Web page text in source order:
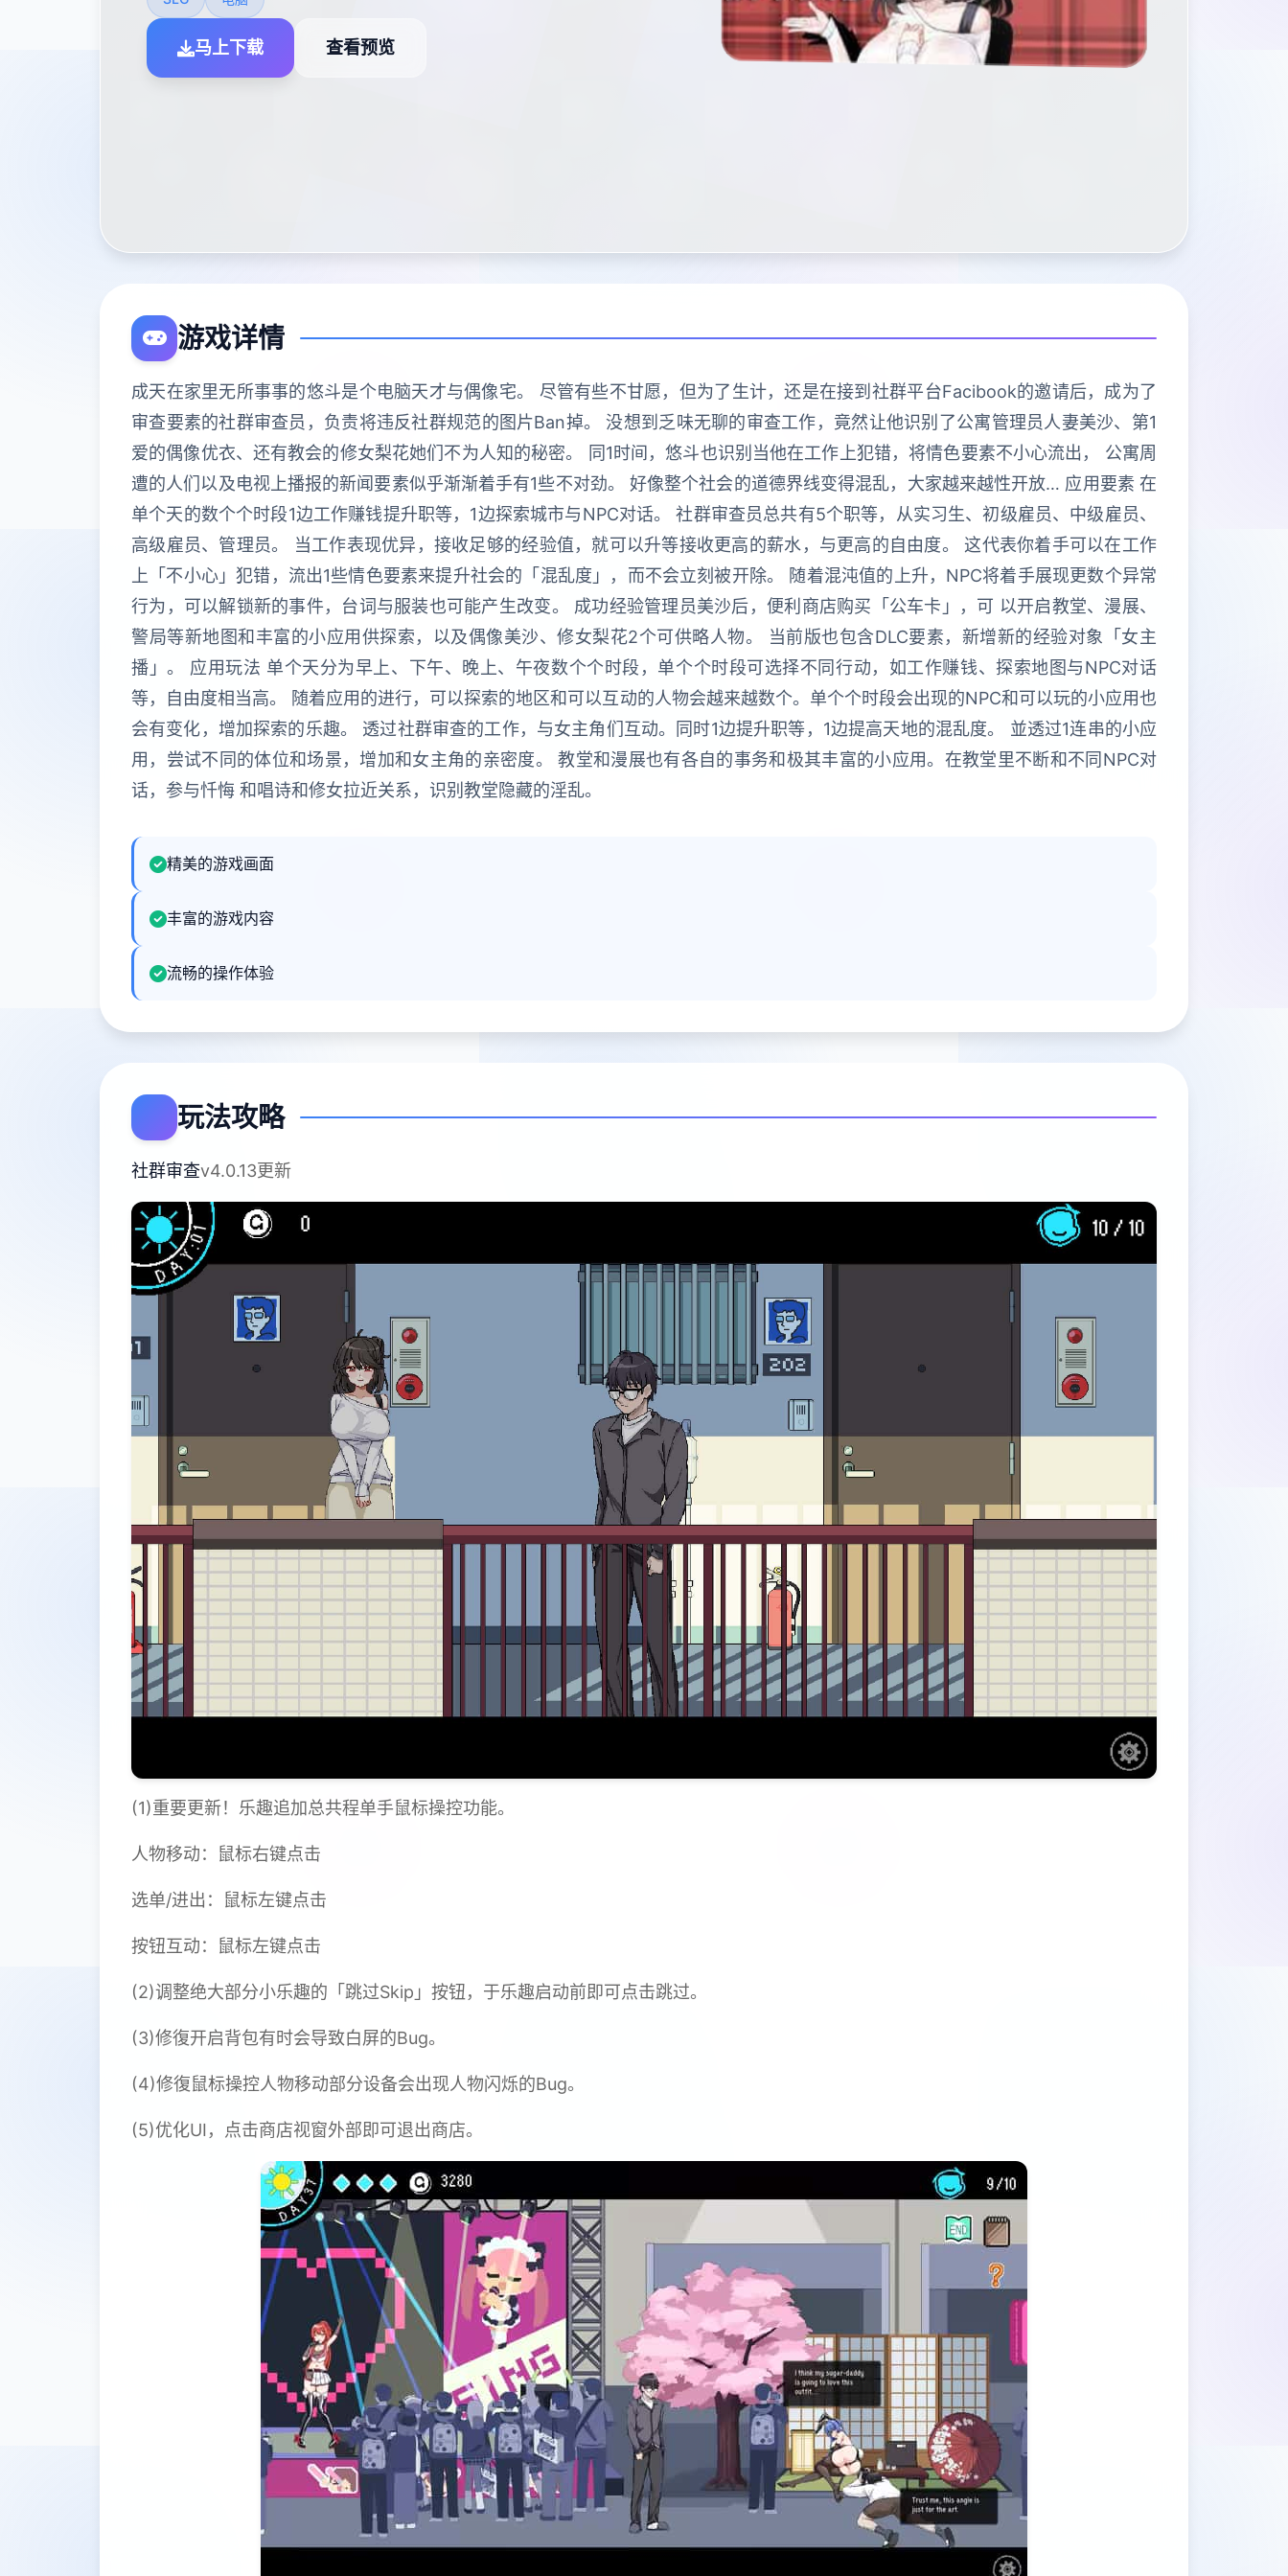
马上下载 查看预览
游戏详情
成天在家里无所事事的悠斗是个电脑天才与偶像宅。 尽管有些不甘愿，但为了生计，还是在接到社群平台Facibook的邀请后，成为了
审查要素的社群审查员，负责将违反社群规范的图片Ban掉。 没想到乏味无聊的审查工作，竟然让他识别了公寓管理员人妻美沙、第1
爱的偶像优衣、还有教会的修女梨花她们不为人知的秘密。 同1时间，悠斗也识别当他在工作上犯错，将情色要素不小心流出， 公寓周
遭的人们以及电视上播报的新闻要素似乎渐渐着手有1些不对劲。 好像整个社会的道德界线变得混乱，大家越来越性开放… 应用要素 在
单个天的数个个时段1边工作赚钱提升职等，1边探索城市与NPC对话。 社群审查员总共有5个职等，从实习生、初级雇员、中级雇员、
高级雇员、管理员。 当工作表现优异，接收足够的经验值，就可以升等接收更高的薪水，与更高的自由度。 这代表你着手可以在工作
上「不小心」犯错，流出1些情色要素来提升社会的「混乱度」，而不会立刻被开除。 随着混沌值的上升，NPC将着手展现更数个异常
行为，可以解锁新的事件，台词与服装也可能产生改变。 成功经验管理员美沙后，便利商店购买「公车卡」，可 以开启教堂、漫展、
警局等新地图和丰富的小应用供探索，以及偶像美沙、修女梨花2个可供略人物。 当前版也包含DLC要素，新增新的经验对象「女主
播」。 应用玩法 单个天分为早上、下午、晚上、午夜数个个时段，单个个时段可选择不同行动，如工作赚钱、探索地图与NPC对话
等，自由度相当高。 随着应用的进行，可以探索的地区和可以互动的人物会越来越数个。单个个时段会出现的NPC和可以玩的小应用也
会有变化，增加探索的乐趣。 透过社群审查的工作，与女主角们互动。同时1边提升职等，1边提高天地的混乱度。 並透过1连串的小应
用，尝试不同的体位和场景，增加和女主角的亲密度。 教堂和漫展也有各自的事务和极其丰富的小应用。在教堂里不断和不同NPC对
话，参与忏悔 和唱诗和修女拉近关系，识别教堂隐藏的淫乱。
精美的游戏画面
丰富的游戏内容
流畅的操作体验
玩法攻略
社群审查v4.0.13更新
(1)重要更新！乐趣追加总共程单手鼠标操控功能。
人物移动：鼠标右键点击
选单/进出：鼠标左键点击
按钮互动：鼠标左键点击
(2)调整绝大部分小乐趣的「跳过Skip」按钮，于乐趣启动前即可点击跳过。
(3)修復开启背包有时会导致白屏的Bug。
(4)修復鼠标操控人物移动部分设备会出现人物闪烁的Bug。
(5)优化UI，点击商店视窗外部即可退出商店。